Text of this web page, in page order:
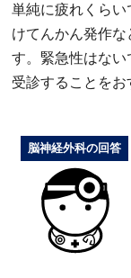
単純に疲れくら
けてんかん発作な
す。緊急性はな
受診することをお
脳神経外科の回答